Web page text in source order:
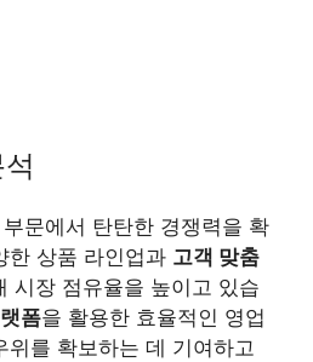
부문에서 탄탄한 경쟁력을 확
한 상품 라인업과 고객 맞춤
시장 점유율을 높이고 있습
폼을 활용한 효율적인 영업
위를 확보하는 데 기여하고